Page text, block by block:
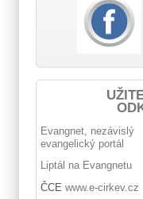
Evangnet, nezávislý
evangelický portál
Liptál na Evangnetu
ČCE www.e-cirkev.cz